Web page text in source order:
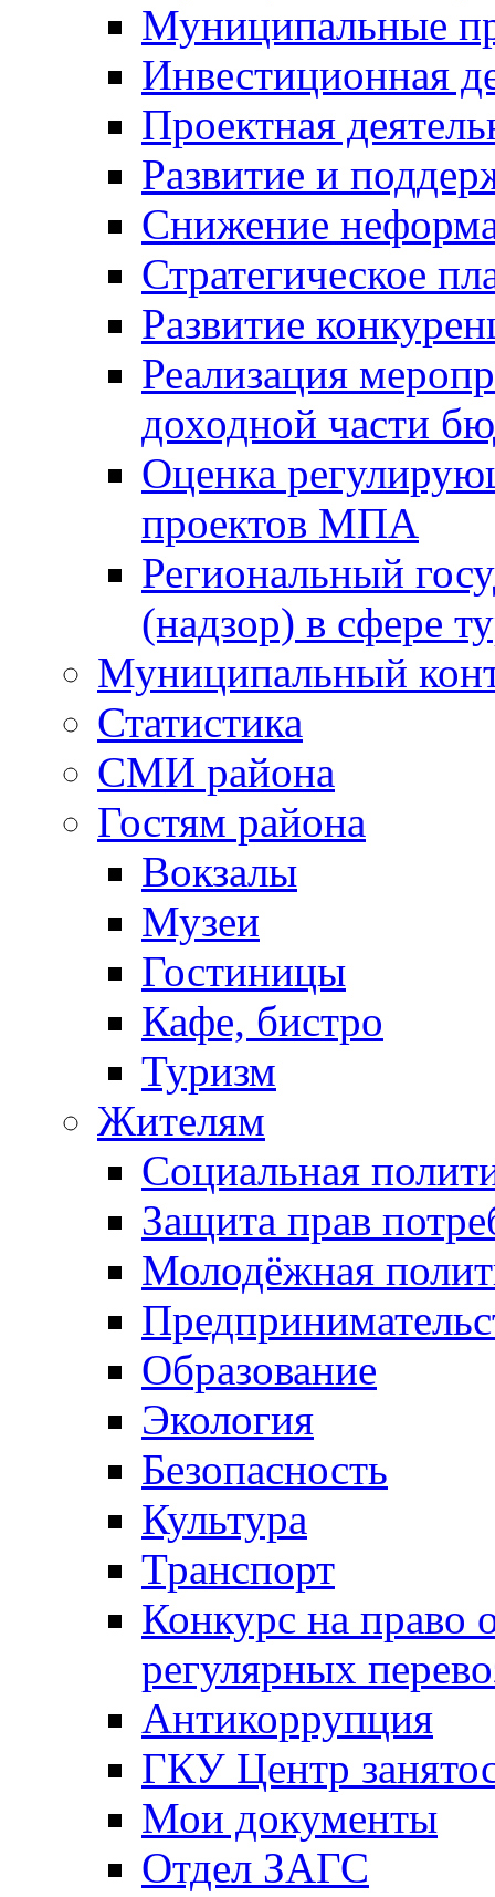
Муниципальные
Инвестиционная
Проектная
Развитие и
Снижение
Стратегическое
Развитие
Реализация
доходной части
Оценка
проектов МПА
Региональный
(надзор) в сфере
Муниципальный
Статистика
СМИ района
Гостям района
Вокзалы
Музеи
Гостиницы
Кафе, бистро
Туризм
Жителям
Социальная
Защита прав
Молодёжная
Образование
Экология
Безопасность
Культура
Транспорт
Конкурс на право
регулярных
Антикоррупция
ГКУ Центр
Мои документы
Отдел ЗАГС